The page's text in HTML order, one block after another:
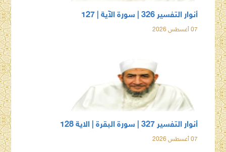
أنوار التفسير 326 | سورة الآية | 127
07 أغسطس 2026
أنوار التفسير 327 | سورة البقرة | الاية 128
07 أغسطس 2026